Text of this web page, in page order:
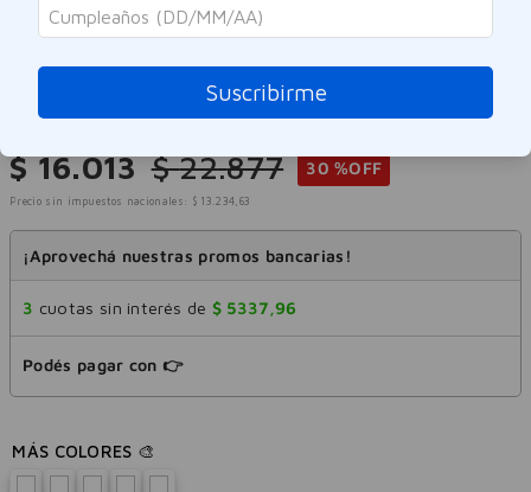
Labial Revlon Suede Ink 001 Gut
Instinct
Referencia:-318208
$ 16.013 $ 22.877 30 %OFF
Precio sin impuestos nacionales: $ 13 .234, 63
¡Aprovechá nuestras promos bancarias!
3 cuotas sin interés de $ 5337,96
Podés pagar con 👉
Suscribirme